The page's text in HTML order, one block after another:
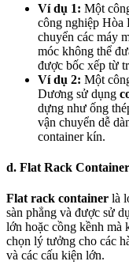
Ví dụ 1: Một
công nghiệp Hòa
chuyển các máy
móc không thể
được bốc xếp từ
Ví dụ 2: Một
Dương sử dụng
dựng như ống
vận chuyển dễ
container kín.
d. Flat Rack Container
Flat rack container là
sàn phẳng và được sử
lớn hoặc cồng kềnh mà
chọn lý tưởng cho các
và các cấu kiện lớn.